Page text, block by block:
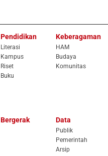
Pendidikan
Literasi
Kampus
Riset
Buku
Keberagaman
HAM
Budaya
Komunitas
Bergerak Data
Publik
Pemerintah
Arsip